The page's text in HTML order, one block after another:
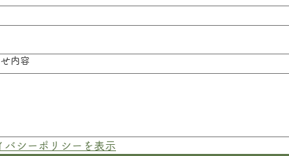
内容
バシーポリシーを表示